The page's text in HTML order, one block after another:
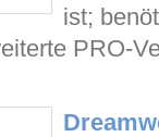
ist;
PRO-